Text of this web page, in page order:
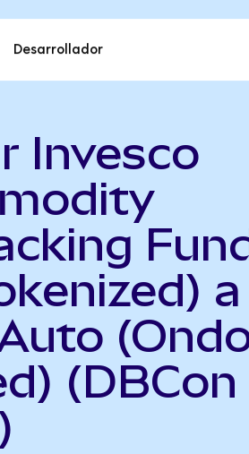
Desarrollador
Invesco
a
(DBCon